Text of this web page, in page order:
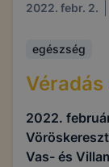
2022. febr. 2.
egészség
Véradás
2022.
Vas- és